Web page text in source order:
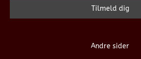
Andre sider